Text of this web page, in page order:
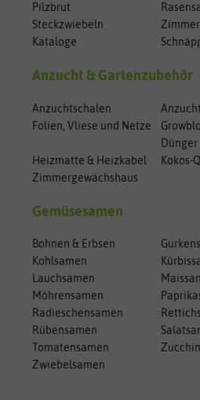
Pilzbrut
Steckzwiebeln
Kataloge
Anzucht & Gartenzubehör
Anzuchtschalen
Folien, Vliese und Netze
Dünger
Heizmatte & Heizkabel
Kokos-
Zimmergewächshaus
Gemüsesamen
Bohnen & Erbsen
Kohlsamen
Lauchsamen
Möhrensamen
Radieschensamen
Rübensamen
Tomatensamen
Zwiebelsamen